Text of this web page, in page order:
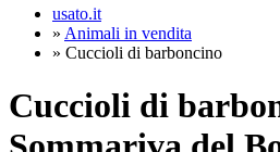
usato.it
» Animali in vendita
» Cuccioli di barboncino
Cuccioli di